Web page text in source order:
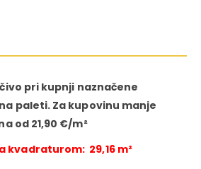
pri kupnji naznačene
paleti. Za kupovinu manje
od 21,90 €/m²
kvadraturom: 29,16 m²